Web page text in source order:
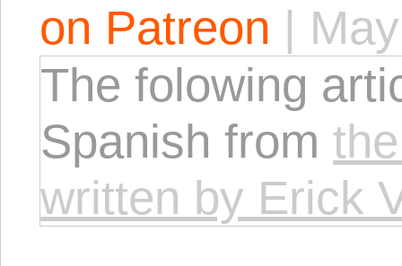
on Patreon |
The folowing
Spanish from
written by Erick